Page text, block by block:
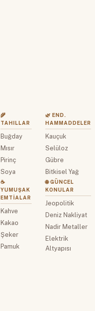
🌾
TAHILLAR
Buğday
Mısır
Pirinç
Soya
☕
YUMUŞAK
EMTIALAR
Kahve
Kakao
Şeker
Pamuk
🌿 END.
HAMMADDELER
Kauçuk
Selüloz
Gübre
Bitkisel Yağ
🌐 GÜNCEL
KONULAR
Jeopolitik
Deniz Nakliyat
Nadir Metaller
Elektrik
Altyapısı